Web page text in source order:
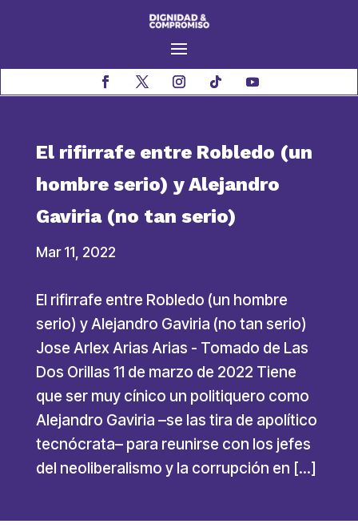
El rifirrafe entre Robledo (un
hombre serio) y Alejandro
Gaviria (no tan serio)
Mar 11, 2022
El rifirrafe entre Robledo (un hombre
serio) y Alejandro Gaviria (no tan serio)
Jose Arlex Arias Arias - Tomado de Las
Dos Orillas 11 de marzo de 2022 Tiene
que ser muy cínico un politiquero como
Alejandro Gaviria –se las tira de apolítico
tecnócrata– para reunirse con los jefes
del neoliberalismo y la corrupción en […]